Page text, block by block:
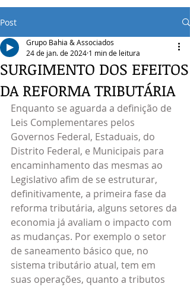
Post
SURGIMENTO DOS EFEITOS
DA REFORMA TRIBUTÁRIA
Grupo Bahia & Associados
24 de jan. de 2024 1 min de leitura
Enquanto se aguarda a definição de
Leis Complementares pelos
Governos Federal, Estaduais, do
Distrito Federal, e Municipais para
encaminhamento das mesmas ao
Legislativo afim de se estruturar,
definitivamente, a primeira fase da
reforma tributária, alguns setores da
economia já avaliam o impacto com
as mudanças. Por exemplo o setor
de saneamento básico que, no
sistema tributário atual, tem em
suas operações, quanto a tributos